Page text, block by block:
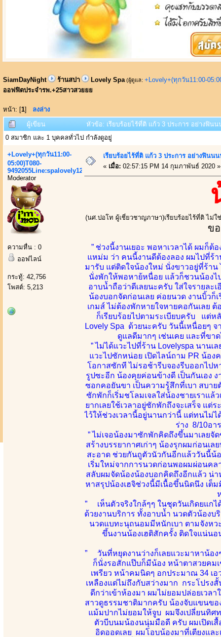
SiamDayNight ร้านสปา Lovely Spa (ผู้ดูแล: +Lovely+(ทุกวัน11:00-
ออฟฟิตประจำรพ.+25สาวสวยยย
หน้า: [1] ลงล่าง
ผู้เขียน
หัวข้อ: เรียบร้อยไร้ที่ติ แก้ว 3 ประการ อย่างฟิน
0 สมาชิก และ 1 บุคคลทั่วไป กำลังดูอยู่
+Lovely+(ทุกวัน11:00-
05:00)T080-
9492055Line:spalovely123
Moderator
ความหื่น : 0
ออฟไลน์
กระทู้: 42,756
โพสต์: 5,213
เรียบร้อยไร้ที่ติ แก้ว 3 ประการ อย่างฟินน
« เมื่อ: 02:57:15 PM 14 กุมภาพันธ์ 2020 »
(นศ.ปอโท ผู้เชี่ยวชาญภาษา)เรียบร้อยไร้ที่ติ ไม่
ข
” ช่วงนี้งานเยอะ พอหาเวลาได้ ผมก็
แหม่ม ว่า คนนี้งานดีต้องลอง ผมไปที่ร้
มารับ แต่ติดใจน้องใหม่ นั่งขาวอยู่ที่ร้า
นั่งพักให้พอหาย้หนื่อย แล้วก็ชวนน้อง
อาบน้ำถือว่าดีเลยนะครับ ใส่ใจรายล
น้องบอกจัดก่อนเลย ค่อยนวด งานบิ้วก็
เกมส์ ไม่ต้องพักหายใจหายคอกันเลย
ก็เรียบร้อยไปตามระเบียบครับ แต่
Lovely Spa ด้วยนะครับ วันนี้เหนื่อยๆ
ดูแลดีมากๆ เช่นเคย และที่ขา
” ไม่ได้แวะไปที่ร้าน Lovelyspa นาน
แวะไปซักหน่อย เปิดไลน์ถาม PR น้อ
โอกาสซักที ไม่รอช้ารีบจองรีบออกไปห
รูปซะอีก น้องคุยค่อนข้างดี เป็นกันเอง
ซอกคอยันขา เป็นความรู้สึกที่เบา สบา
ซักพักก็เริ่มชโลมเจลใส่น้องชายเราแล้
ยากเลยใช้เวลาอยู่ซักพักถึงจะเสร็จ แ
ไว้ให้ช่วงเวลานี้อยู่นานกว่านี้ แต่ทนไม่
ร่าง 8/10อา
” ไม่เจอน้องมาซักพักคิดถึงขึ้นมาเลยจั
สร้างบรรยากาศเก่าๆ น้องรุกผมก่อนเ
สะอาด ช่วยกันถูตัวนัวกันอีกแล้ววันนี้น้อ
เริ่มใหม่จากการนวดก่อนพอผมผ่อนคล
สลับผมจัดน้องน้องบอกคิดถึงอีกแล้ว น่า
หาสรุปน้องเฮจิช่วงนี้มีเนื้อขึ้นนิดนึง เต็
” เห็นตัวจริงใกล้ๆๆ ในชุดวันเกิดยแกไ
ด้วยงานบริการ ทั้งอาบน้ำ นวดตัวน้อง
นวดแบทะนุถนอมมีหนักเบา ตามจังหว
ขึ้นงานน้องเฮติสักครั้ง ติดใจแน่นอ
” วันที่หยุดงานว่างก็เลยแวะมาหาน้อ
ก็นั่งรอสักแป๊บก็มีน้อง หน้าตาสวยคม
เพรียว หน้าคมนิดๆ อกประมาณ 34 เ
เหลืองแต่ไม่ถึงกับสว่างมาก กระโปร
ดีกว่าเข้าห้องมา ผมไม่ยอมปล่อยเวล
สาวดูธรรมชาติมากครับ น้องจับแขนขอ
แม้มปากไม่ยอมให้จูบ ผมจึงเปลี่ยนทิศ
ตัวบีบนมน้องนนุ่มมือดี ครับ ผมเปิดเ
อิดออดเลย ผมโอบน้องมาที่เตียงแล